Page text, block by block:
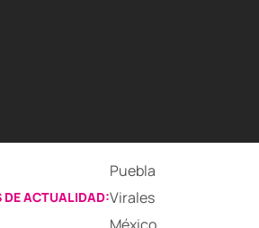
DE ACTUALIDAD:
Puebla
Virales
México